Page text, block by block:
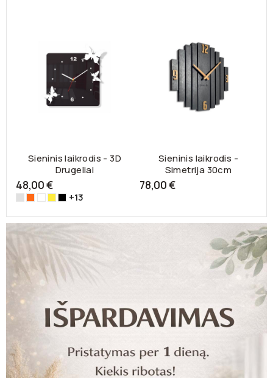
Sieninis laikrodis - 3D
Drugeliai
48,00 €
Veidrodis-
Apelsino-
Balta-
Geltona-
Juoda-
+13
Sieninis laikrodis -
Simetrija 30cm
78,00 €